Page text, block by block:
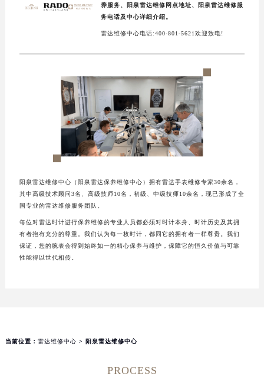
养服务、阳泉雷达维修网点地址、阳泉雷达维修服
务电话及中心详细介绍。
雷达维修中心电话:400-801-5621欢迎致电!
阳泉雷达维修中心（阳泉雷达保养维修中心）拥有雷达手表维修专家30余名，
其中高级技术顾问3名、高级技师10名，初级、中级技师10余名，现已形成了全
国专业的雷达维修服务团队。
每位对雷达时计进行保养维修的专业人员都必须对时计本身、时计历史及其拥
有者抱有充分的尊重。我们认为每一枚时计，都同它的拥有者一样尊贵。我们
保证，您的腕表会得到始终如一的精心保养与维护，保障它的恒久价值与可靠
性能得以世代相传。
当前位置： 雷达维修中心 > 阳泉雷达维修中心
PROCESS